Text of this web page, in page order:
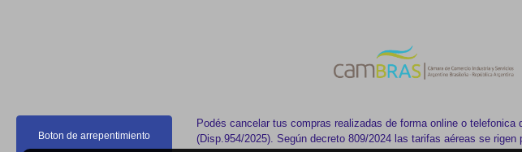
Boton de arrepentimiento
Podés cancelar tus compras realizadas de forma online o
(Disp.954/2025). Según decreto 809/2024 las tarifas aéreas se